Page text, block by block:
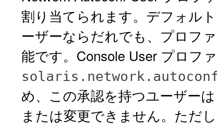
割り当てられます。デフォル
ーザーならだれでも、プロフ
能です。Console User プロフ
め、この承認を持つユーザー
または変更できません。ただ